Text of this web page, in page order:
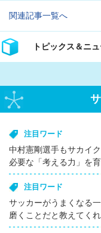
関連記事一覧へ
トピックス＆ニ
注目ワード
中村憲剛選手もサカイ
必要な「考える力」を
注目ワード
サッカーがうまくなる
磨くことだと教えてく